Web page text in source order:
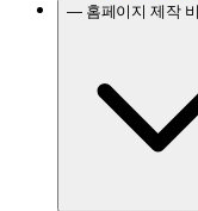
— 홈페이지 제작